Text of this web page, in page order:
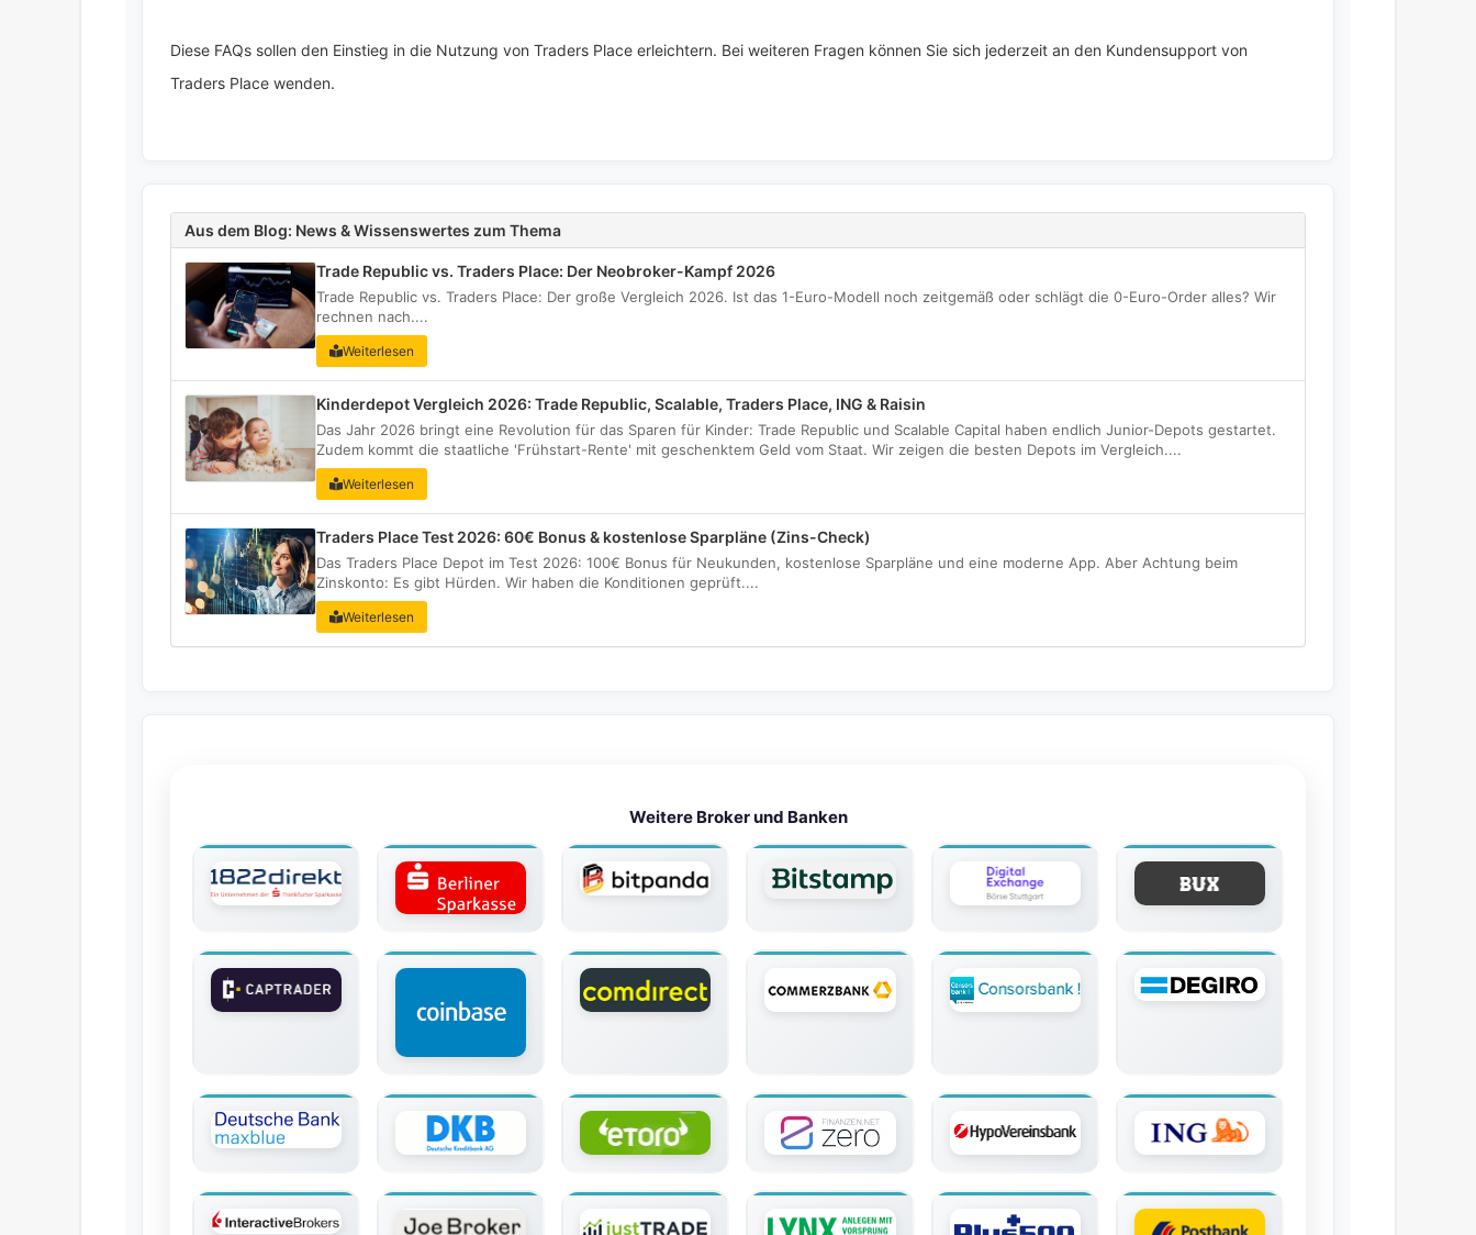
Diese FAQs sollen den Einstieg in die Nutzung von Traders Place erleichtern. Bei weiteren Fragen können Sie sich jederzeit an den Kundensupport von
Traders Place wenden.
Aus dem Blog: News & Wissenswertes zum Thema
Trade Republic vs. Traders Place: Der Neobroker-Kampf 2026
Trade Republic vs. Traders Place: Der große Vergleich 2026. Ist das 1-Euro-Modell noch zeitgemäß oder schlägt die 0-Euro-Order alles? Wir
rechnen nach....
Weiterlesen
Kinderdepot Vergleich 2026: Trade Republic, Scalable, Traders Place, ING & Raisin
Das Jahr 2026 bringt eine Revolution für das Sparen für Kinder: Trade Republic und Scalable Capital haben endlich Junior-Depots gestartet.
Zudem kommt die staatliche 'Frühstart-Rente' mit geschenktem Geld vom Staat. Wir zeigen die besten Depots im Vergleich....
Weiterlesen
Traders Place Test 2026: 60€ Bonus & kostenlose Sparpläne (Zins-Check)
Das Traders Place Depot im Test 2026: 100€ Bonus für Neukunden, kostenlose Sparpläne und eine moderne App. Aber Achtung beim
Zinskonto: Es gibt Hürden. Wir haben die Konditionen geprüft....
Weiterlesen
Weitere Broker und Banken